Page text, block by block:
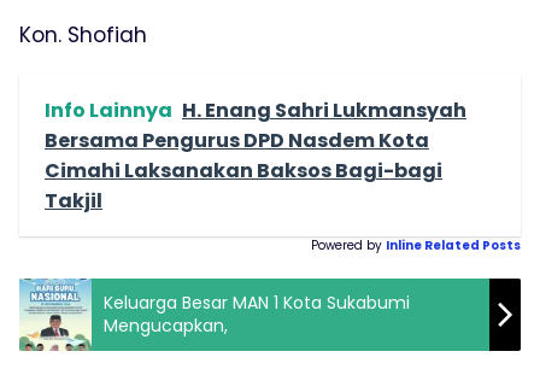
Kon. Shofiah
Info Lainnya H. Enang Sahri Lukmansyah
Bersama Pengurus DPD Nasdem Kota
Cimahi Laksanakan Baksos Bagi-bagi
Takjil
Powered by Inline Related Posts
Keluarga Besar MAN 1 Kota Sukabumi
Mengucapkan,